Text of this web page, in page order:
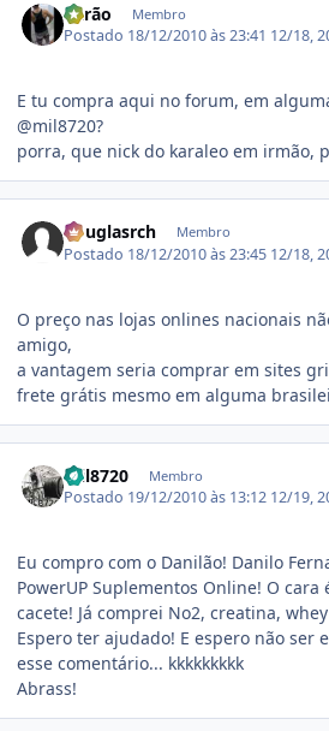
Barão Membro
Postado 18/12/2010 às 23:41 12/18,
E tu compra aqui no forum, em
@mil8720?
porra, que nick do karaleo em irmão,
douglasrch Membro
Postado 18/12/2010 às 23:45 12/18,
O preço nas lojas onlines nacionais
amigo,
a vantagem seria comprar em sites
frete grátis mesmo em alguma
mil8720 Membro
Postado 19/12/2010 às 13:12 12/19,
Eu compro com o Danilão! Danilo
PowerUP Suplementos Online! O
cacete! Já comprei No2, creatina,
Espero ter ajudado! E espero não ser
esse comentário... kkkkkkkkk
Abrass!